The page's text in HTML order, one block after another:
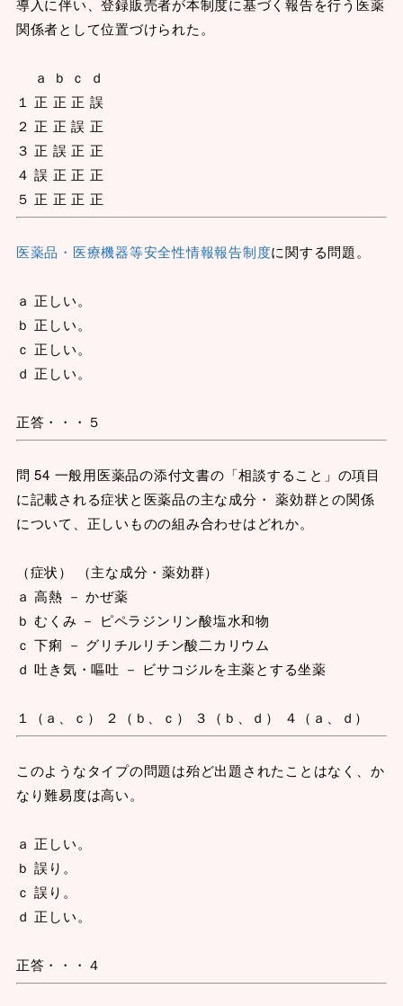
導入に伴い、登録販売者が本制度に基づく報告を行う医薬
関係者として位置づけられた。
ａ ｂ ｃ ｄ
１ 正 正 正 誤
２ 正 正 誤 正
３ 正 誤 正 正
４ 誤 正 正 正
５ 正 正 正 正
医薬品・医療機器等安全性情報報告制度に関する問題。
ａ 正しい。
ｂ 正しい。
ｃ 正しい。
ｄ 正しい。
正答・・・５
問 54 一般用医薬品の添付文書の「相談すること」の項目
に記載される症状と医薬品の主な成分・ 薬効群との関係
について、正しいものの組み合わせはどれか。
（症状） （主な成分・薬効群）
ａ 高熱 － かぜ薬
ｂ むくみ － ピペラジンリン酸塩水和物
ｃ 下痢 － グリチルリチン酸二カリウム
ｄ 吐き気・嘔吐 － ビサコジルを主薬とする坐薬
１（ａ、ｃ） ２（ｂ、ｃ） ３（ｂ、ｄ） ４（ａ、ｄ）
このようなタイプの問題は殆ど出題されたことはなく、か
なり難易度は高い。
ａ 正しい。
ｂ 誤り。
ｃ 誤り。
ｄ 正しい。
正答・・・４